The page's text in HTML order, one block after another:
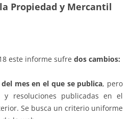
Propiedad y Mercantil
este informe sufre dos cambios:
mes en el que se publica, pero
y resoluciones publicadas en el
Se busca un criterio uniforme